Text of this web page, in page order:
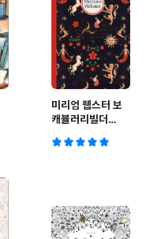
미리엄 웹스터 보
캐뷸러리빌더
Webster